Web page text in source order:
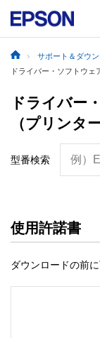
サポート＆ダウ
ドライバー・ソフトウェ
ドライバー
（プリンタ
型番検索 例）
使用許諾書
ダウンロードの前